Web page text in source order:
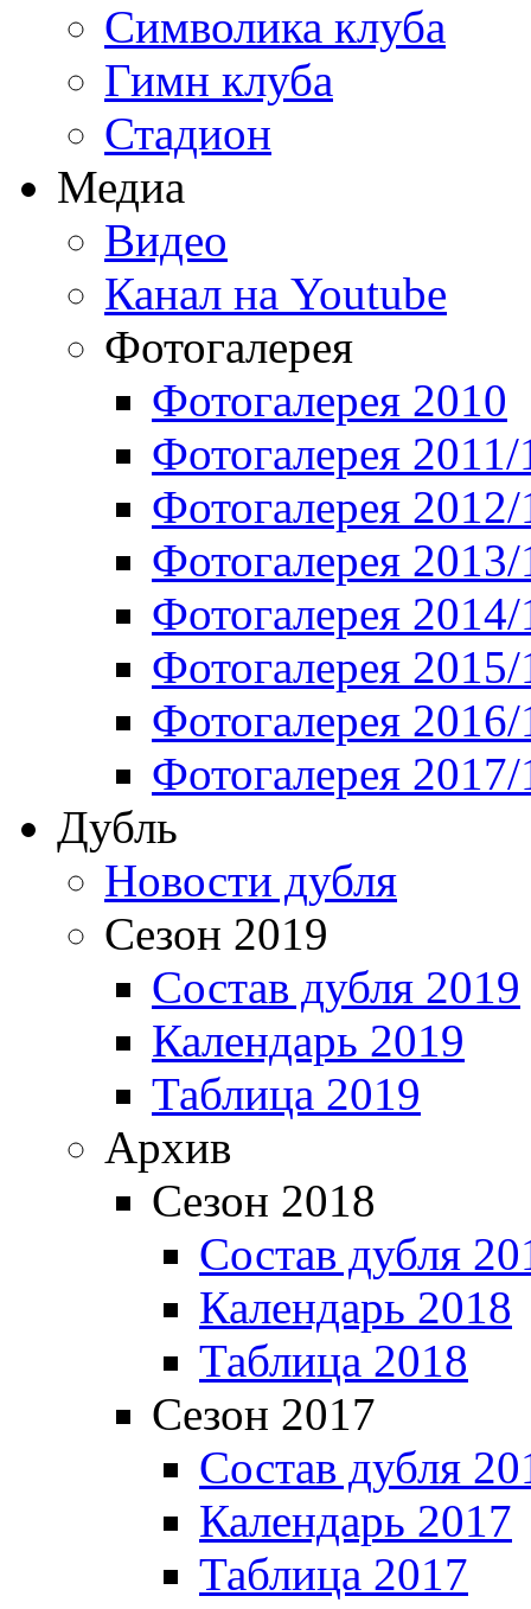
Символика клуба
Гимн клуба
Стадион
Медиа
Видео
Канал на Youtube
Фотогалерея
Фотогалерея 2010
Фотогалерея 2011/
Фотогалерея
Фотогалерея
Фотогалерея
Фотогалерея
Фотогалерея
Фотогалерея
Дубль
Новости дубля
Сезон 2019
Состав дубля 2019
Календарь 2019
Таблица 2019
Архив
Сезон 2018
Состав дубля
Календарь 2018
Таблица 2018
Сезон 2017
Состав дубля
Календарь 2017
Таблица 2017